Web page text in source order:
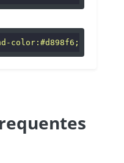
color:#d898f6;"